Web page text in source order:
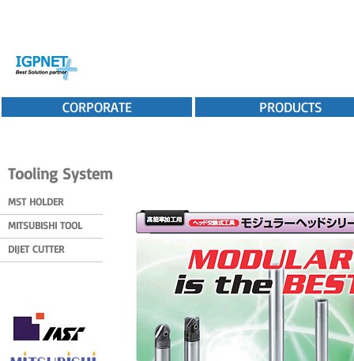
CORPORATE PRODUCTS
Tooling System
MST HOLDER
MITSUBISHI TOOL
DIJET CUTTER